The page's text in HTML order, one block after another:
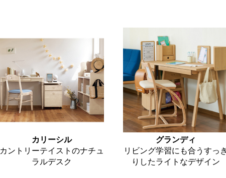
カリーシル
カントリーテイストのナチュ
ラルデスク
グランディ
リビング学習にも合うすっ
りしたライトなデザイン